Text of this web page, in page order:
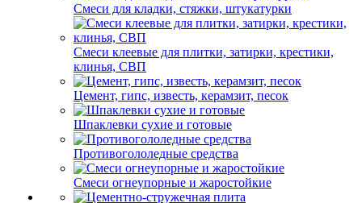
Смеси для кладки, стяжки, штукатурки
Смеси клеевые для плитки, затирки, крестики,
клинья, СВП
Цемент, гипс, известь, керамзит, песок
Шпаклевки сухие и готовые
Противогололедные средства
Смеси огнеупорные и жаростойкие